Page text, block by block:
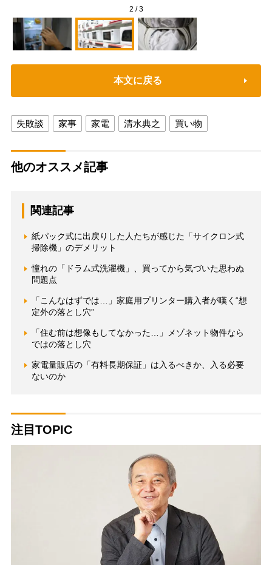
2 /3
本文に戻る
失敗談 家事 家電 清水典之 買い物
他のオススメ記事
関連記事
紙パック式に出戻りした人たちが感じた「サイクロン式
掃除機」のデメリット
憧れの「ドラム式洗濯機」、買ってから気づいた思わぬ
問題点
「こんなはずでは…」家庭用プリンター購入者が嘆く“想
定外の落とし穴”
「住む前は想像もしてなかった…」メゾネット物件なら
ではの落とし穴
家電量販店の「有料長期保証」は入るべきか、入る必要
ないのか
注目TOPIC